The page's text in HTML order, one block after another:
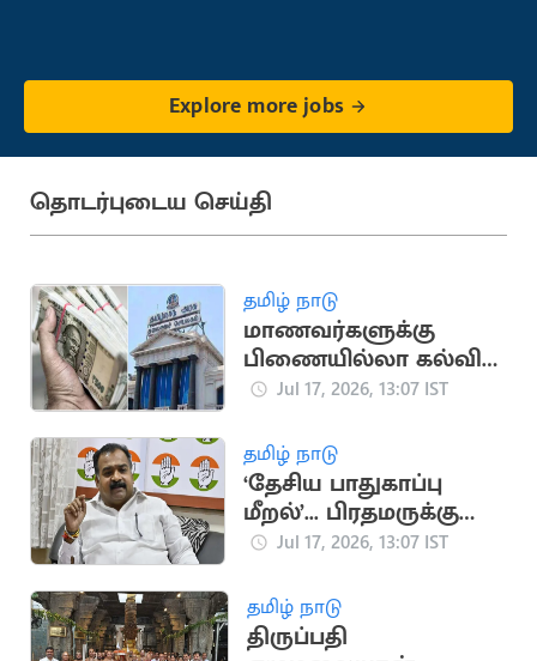
Explore more jobs
தொடர்புடைய செய்தி
தமிழ் நாடு
மாணவர்களுக்கு
பிணையில்லா கல்விக்
கடன்... அமைச்சர்
Jul 17, 2026, 13:07 IST
தமிழ் நாடு
‘தேசிய பாதுகாப்பு
மீறல்’... பிரதமருக்கு
மாணிக்கம் தாகூர்
Jul 17, 2026, 13:07 IST
தமிழ் நாடு
திருப்பதி